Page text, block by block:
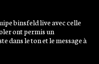
binsfeld live avec celle
ont permis un
dans le ton et le message à